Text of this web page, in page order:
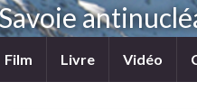
Film Livre Vidéo